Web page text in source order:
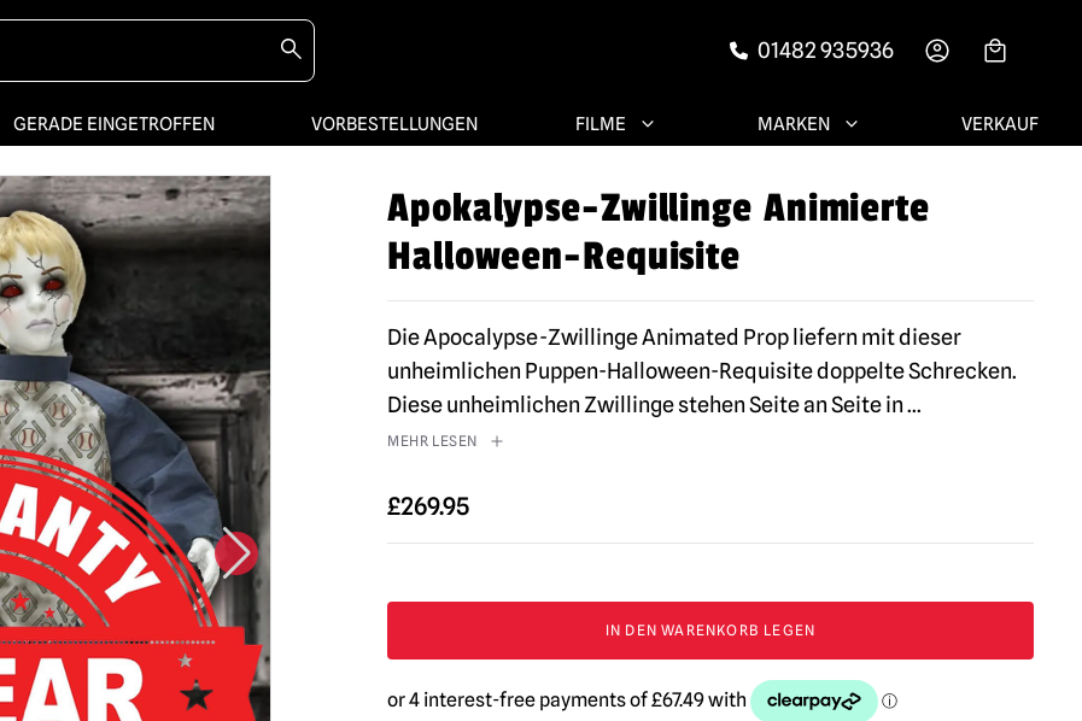
01482 935936
GERADE EINGETROFFEN VORBESTELLUNGEN FILME MARKEN VERKAUF
Apokalypse-Zwillinge Animierte
Halloween-Requisite
Die Apocalypse-Zwillinge Animated Prop liefern mit dieser
unheimlichen Puppen-Halloween-Requisite doppelte Schrecken.
Diese unheimlichen Zwillinge stehen Seite an Seite in...
MEHR LESEN
£269.95
Apocalypse
Animiertes
Requisit
IN DEN WARENKORB LEGEN